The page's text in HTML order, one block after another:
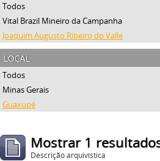
Todos
Vital Brazil Mineiro da Campanha
Joaquim Augusto Ribeiro do Valle
local
Todos
Minas Gerais
Guaxupé
Mostrar 1
Descrição arquivística